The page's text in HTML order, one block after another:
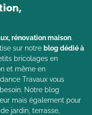
rénovation maison.
sur notre blog dédié à
bricolages en
et même en
Travaux vous
Notre blog
mais également pour
jardin, terrasse,